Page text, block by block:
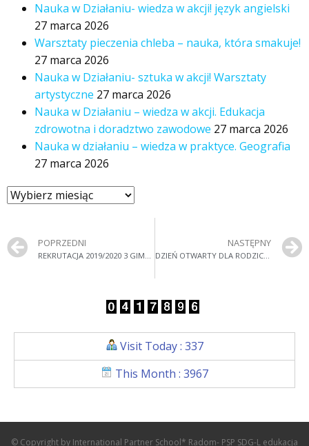
Nauka w Działaniu- wiedza w akcji! język angielski
27 marca 2026
Warsztaty pieczenia chleba – nauka, która smakuje!
27 marca 2026
Nauka w Działaniu- sztuka w akcji! Warsztaty
artystyczne 27 marca 2026
Nauka w Działaniu – wiedza w akcji. Edukacja
zdrowotna i doradztwo zawodowe 27 marca 2026
Nauka w działaniu – wiedza w praktyce. Geografia
27 marca 2026
POPRZEDNI NASTĘPNY
DZIEŃ OTWARTY DLA RODZICÓW UCZNIÓW – 14 LUTY 16-17.30
Visit Today : 337
This Month : 3967
© Copyright by International Partner School* Radom- PSP SDG-L edukacja